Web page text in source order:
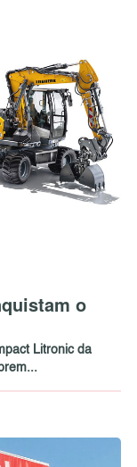
o
Litronic da